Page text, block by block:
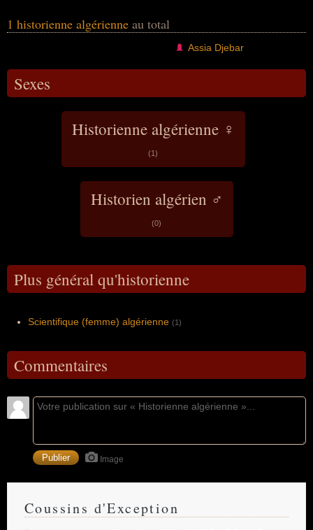
1 historienne algérienne au total
Assia Djebar
Sexes
Historienne algérienne ♀
(1)
Historien algérien ♂
(0)
Plus général qu'historienne
Scientifique (femme) algérienne (1)
Commentaires
Image
Coussins d'Exception